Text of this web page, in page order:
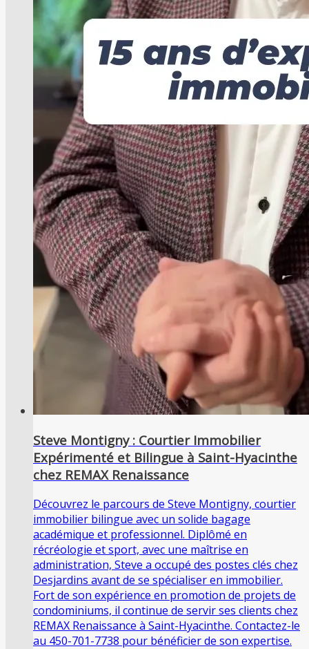
Steve Montigny : Courtier Immobilier
Expérimenté et Bilingue à Saint-Hyacinthe
chez REMAX Renaissance
Découvrez le parcours de Steve Montigny, courtier
immobilier bilingue avec un solide bagage
académique et professionnel. Diplômé en
récréologie et sport, avec une maîtrise en
administration, Steve a occupé des postes clés chez
Desjardins avant de se spécialiser en immobilier.
Fort de son expérience en promotion de projets de
condominiums, il continue de servir ses clients chez
REMAX Renaissance à Saint-Hyacinthe. Contactez-le
au 450-701-7738 pour bénéficier de son expertise.